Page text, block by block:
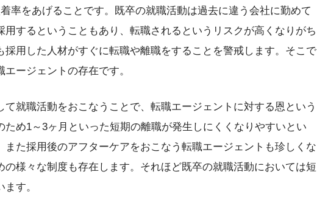
率をあげることです。既卒の就職活動は過去に違う会社に勤めて
用するということもあり、転職されるというリスクが高くなりがち
採用した人材がすぐに転職や離職をすることを警戒します。そこで
ージェントの存在です。
て就職活動をおこなうことで、転職エージェントに対する恩という
ため1～3ヶ月といった短期の離職が発生しにくくなりやすいとい
また採用後のアフターケアをおこなう転職エージェントも珍しくな
の様々な制度も存在します。それほど既卒の就職活動においては短
す。